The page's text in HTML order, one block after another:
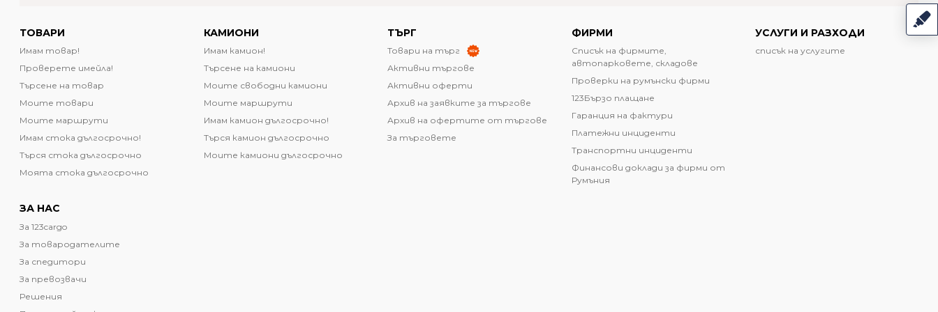
ТОВАРИ
Имам товар!
Проверете имейла!
Търсене на товар
Моите товари
Моите маршрути
Имам стока дългосрочно!
Търся стока дългосрочно
Моята стока дългосрочно
КАМИОНИ
Имам камион!
Търсене на камиони
Моите свободни камиони
Моите маршрути
Имам камион дългосрочно!
Търся камион дългосрочно
Моите камиони дългосрочно
ТЪРГ
Товари на търг
Активни търгове
Активни оферти
Архив на заявките за търгове
Архив на офертите от търгове
За търговете
ФИРМИ
Списък на фирмите,
автопарковете, складове
Проверки на румънски фирми
123Бързо плащане
Гаранция на фактури
Платежни инциденти
Транспортни инциденти
Финансови доклади за фирми от
Румъния
УСЛУГИ И РАЗХОДИ
списък на услугите
ЗА НАС
За 123cargo
За товародателите
За спедитори
За превозвачи
Решения